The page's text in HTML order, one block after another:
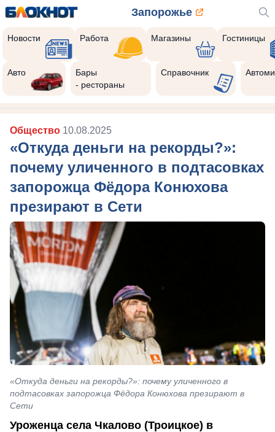
Запорожье
Новости Работа Магазины Гостиницы
Авто
Бары
- рестораны
Справочник
Общество 10.08.2025
«Откуда деньги на рекорды?»:
почему уличенного в подтасовках
запорожца Фёдора Конюхова
презирают в Сети
«Откуда деньги на рекорды?»: почему уличенного в
подтасовках запорожца Фёдора Конюхова презирают в
Сети
Уроженца села Чкалово (Троицкое) в